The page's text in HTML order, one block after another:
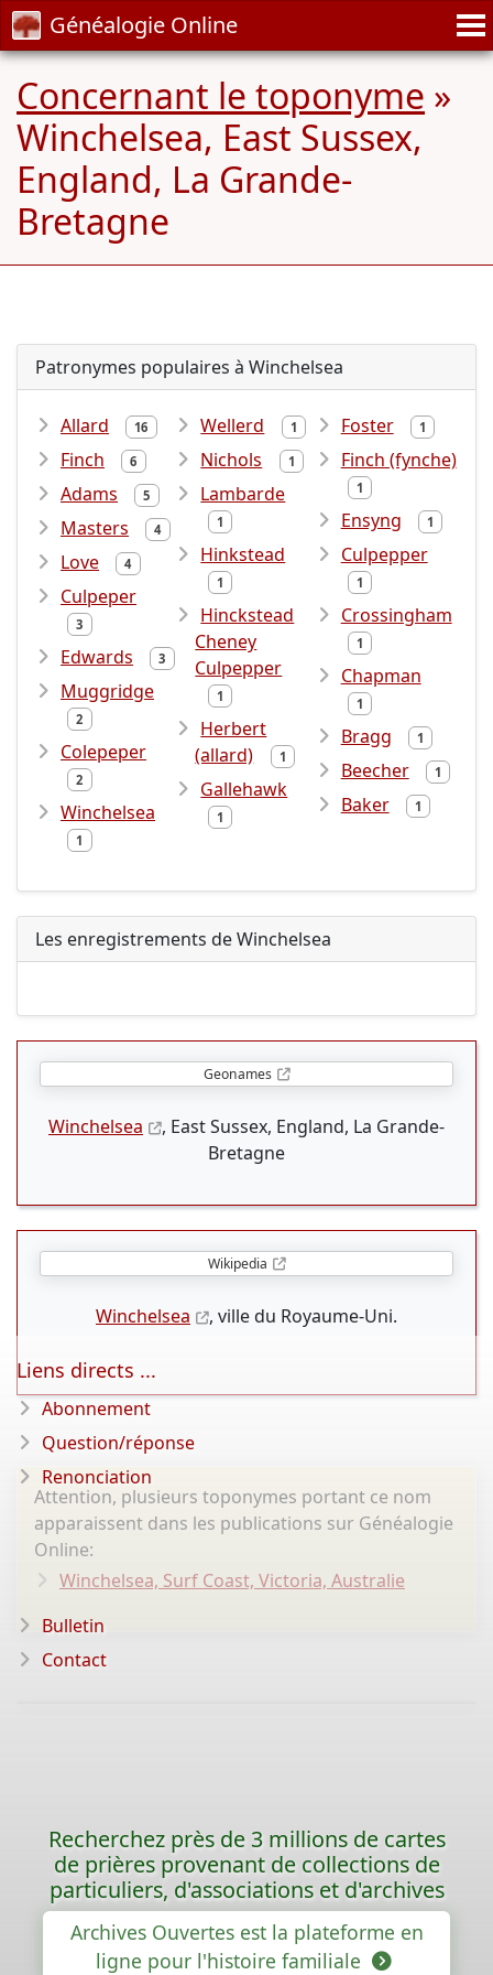
Généalogie Online
Concernant le toponyme »
Winchelsea, East Sussex,
England, La Grande-
Bretagne
Patronymes populaires à Winchelsea
Allard 16
Finch 6
Adams 5
Masters 4
Love 4
Culpeper
3
Edwards 3
Muggridge
2
Colepeper
2
Winchelsea
1
Wellerd 1
Nichols 1
Lambarde
1
Hinkstead
1
Hinckstead
Cheney
Culpepper
1
Herbert
(allard)
1
Gallehawk
1
Foster 1
Finch (fynche)
1
Ensyng 1
Culpepper
1
Crossingham
1
Chapman
1
Bragg 1
Beecher 1
Baker 1
Les enregistrements de Winchelsea
Geonames
Winchelsea
, East Sussex, England, La Grande-
Bretagne
Wikipedia
Winchelsea , ville du Royaume-Uni.
Attention, plusieurs toponymes portant ce nom
apparaissent dans les publications sur Généalogie
Online:
Winchelsea, Surf Coast, Victoria, Australie
Liens directs ...
Abonnement
Question/réponse
Renonciation
Bulletin
Contact
Recherchez près de 3 millions de cartes
de prières provenant de collections de
particuliers, d'associations et d'archives
Archives Ouvertes est la plateforme en
ligne pour l'histoire familiale